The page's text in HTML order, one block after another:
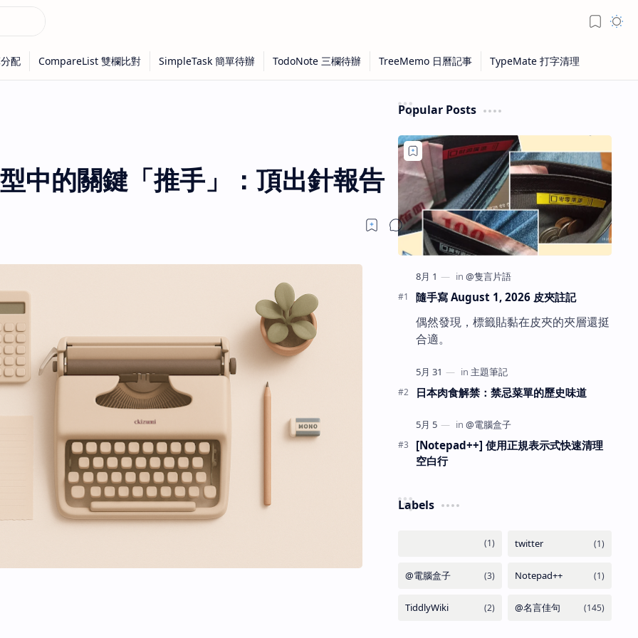
中的關鍵「推手」：頂出針報告
Popular Posts
隨手寫 August 1, 2026 皮夾註記
偶然發現，標籤貼黏在皮夾的夾層還挺
合適。
日本肉食解禁：禁忌菜單的歷史味道
[Notepad++] 使用正規表示式快速清理
空白行
Labels